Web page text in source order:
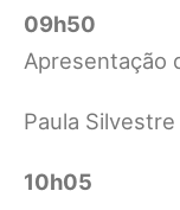
09h50
Apresentação
Paula Silvestre
10h05